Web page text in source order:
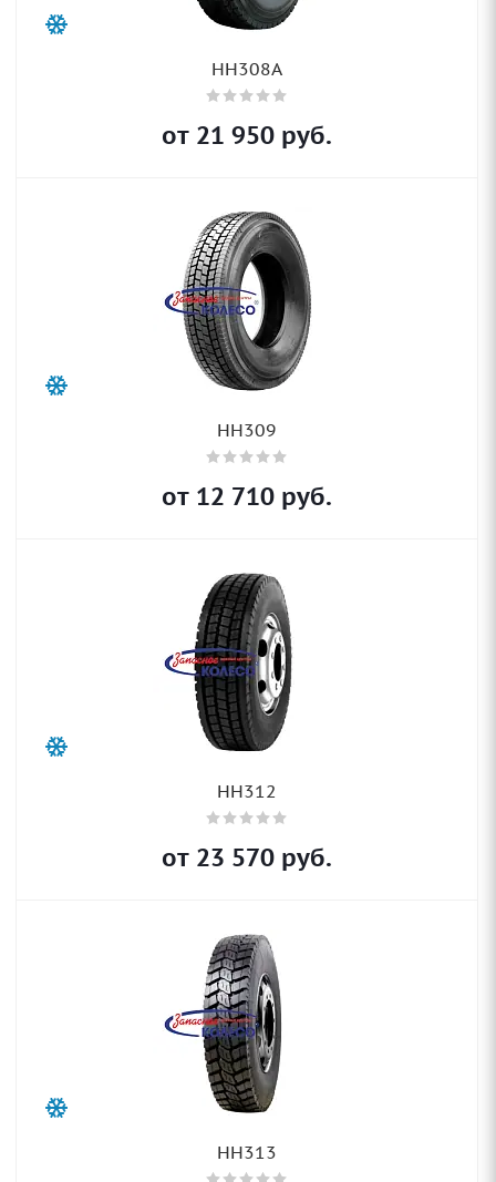
HH308A
от 21 950 руб.
HH309
от 12 710 руб.
HH312
от 23 570 руб.
HH313